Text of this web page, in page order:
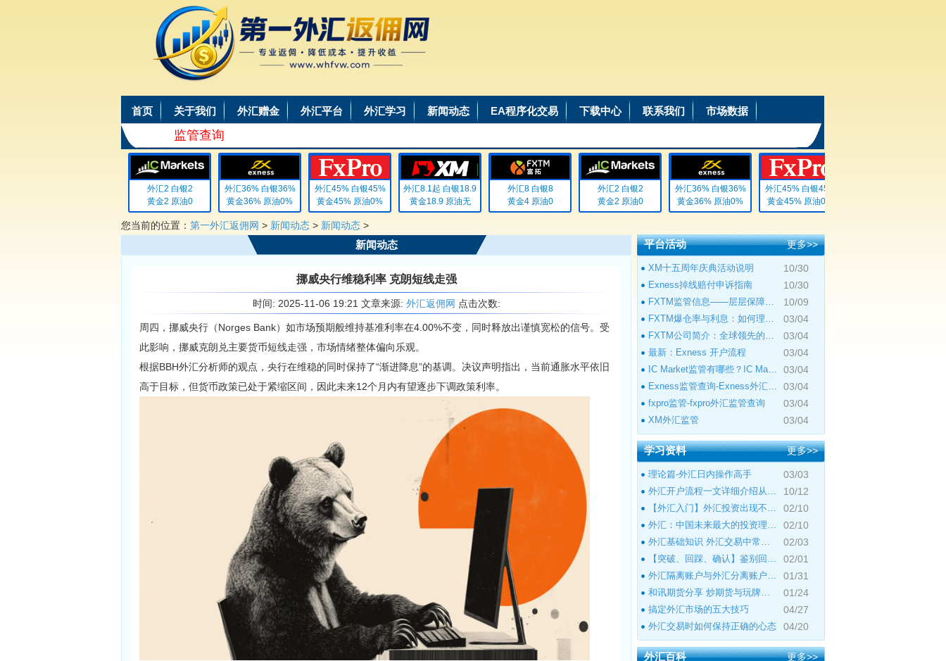
首页 关于我们 外汇赠金 外汇平台 外汇学习 新闻动态 EA程序化交易 下载中心 联系我们 市场数据
监管查询
外汇2 白银2
黄金2 原油0
外汇36% 白银36%
黄金36% 原油0%
外汇45% 白银45%
黄金45% 原油0%
外汇8.1起 白银18.9
黄金18.9 原油无
外汇8 白银8
黄金4 原油0
外汇2 白银2
黄金2 原油0
外汇36% 白银36%
黄金36% 原油0%
外汇45% 白银45%
黄金45% 原油0%
您当前的位置： 第一外汇返佣网 > 新闻动态 > 新闻动态 >
新闻动态
挪威央行维稳利率 克朗短线走强
时间: 2025-11-06 19:21 文章来源: 外汇返佣网 点击次数:
周四，挪威央行（Norges Bank）如市场预期般维持基准利率在4.00%不变，同时释放出谨慎宽松的信号。受
此影响，挪威克朗兑主要货币短线走强，市场情绪整体偏向乐观。
根据BBH外汇分析师的观点，央行在维稳的同时保持了“渐进降息”的基调。决议声明指出，当前通胀水平依旧
高于目标，但货币政策已处于紧缩区间，因此未来12个月内有望逐步下调政策利率。
平台活动 更多>>
XM十五周年庆典活动说明 10/30
Exness掉线赔付申诉指南 10/30
FXTM监管信息——层层保障，稳健合规 10/09
FXTM爆仓率与利息：如何理解及管理风险 03/04
FXTM公司简介：全球领先的在线外汇交易平 03/04
最新：Exness 开户流程 03/04
IC Market监管有哪些？IC Market监管查询 03/04
Exness监管查询-Exness外汇监管 03/04
fxpro监管-fxpro外汇监管查询 03/04
XM外汇监管 03/04
学习资料 更多>>
理论篇-外汇日内操作高手 03/03
外汇开户流程一文详细介绍从零到一 10/12
【外汇入门】外汇投资出现不良心态的原 02/10
外汇：中国未来最大的投资理财市场 02/10
外汇基础知识 外汇交易中常见的外汇专用 02/03
【突破、回踩、确认】鉴别回撤和倒退 02/01
外汇隔离账户与外汇分离账户的区别 01/31
和讯期货分享 炒期货与玩牌局的本质区别 01/24
搞定外汇市场的五大技巧 04/27
外汇交易时如何保持正确的心态 04/20
外汇百科 更多>>